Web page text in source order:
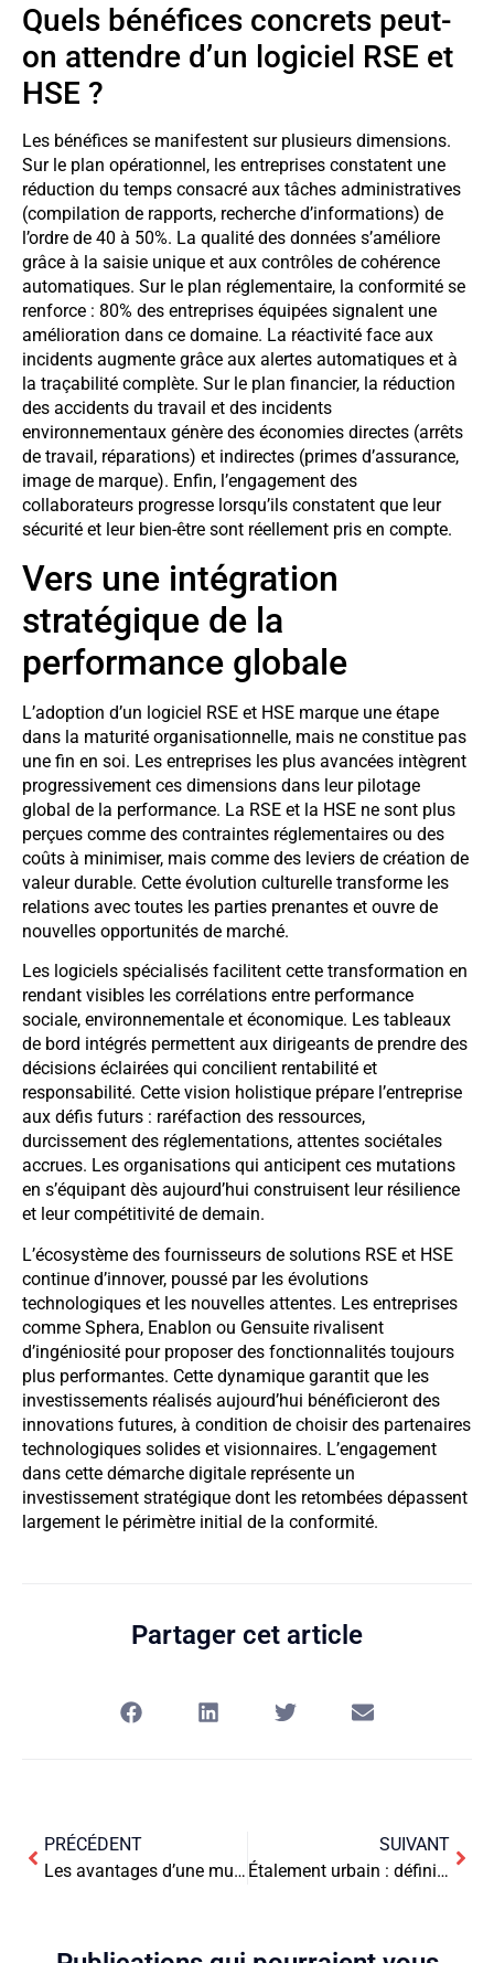
Quels bénéfices concrets peut-
on attendre d’un logiciel RSE et
HSE ?
Les bénéfices se manifestent sur plusieurs dimensions.
Sur le plan opérationnel, les entreprises constatent une
réduction du temps consacré aux tâches administratives
(compilation de rapports, recherche d’informations) de
l’ordre de 40 à 50%. La qualité des données s’améliore
grâce à la saisie unique et aux contrôles de cohérence
automatiques. Sur le plan réglementaire, la conformité se
renforce : 80% des entreprises équipées signalent une
amélioration dans ce domaine. La réactivité face aux
incidents augmente grâce aux alertes automatiques et à
la traçabilité complète. Sur le plan financier, la réduction
des accidents du travail et des incidents
environnementaux génère des économies directes (arrêts
de travail, réparations) et indirectes (primes d’assurance,
image de marque). Enfin, l’engagement des
collaborateurs progresse lorsqu’ils constatent que leur
sécurité et leur bien-être sont réellement pris en compte.
Vers une intégration
stratégique de la
performance globale
L’adoption d’un logiciel RSE et HSE marque une étape
dans la maturité organisationnelle, mais ne constitue pas
une fin en soi. Les entreprises les plus avancées intègrent
progressivement ces dimensions dans leur pilotage
global de la performance. La RSE et la HSE ne sont plus
perçues comme des contraintes réglementaires ou des
coûts à minimiser, mais comme des leviers de création de
valeur durable. Cette évolution culturelle transforme les
relations avec toutes les parties prenantes et ouvre de
nouvelles opportunités de marché.
Les logiciels spécialisés facilitent cette transformation en
rendant visibles les corrélations entre performance
sociale, environnementale et économique. Les tableaux
de bord intégrés permettent aux dirigeants de prendre des
décisions éclairées qui concilient rentabilité et
responsabilité. Cette vision holistique prépare l’entreprise
aux défis futurs : raréfaction des ressources,
durcissement des réglementations, attentes sociétales
accrues. Les organisations qui anticipent ces mutations
en s’équipant dès aujourd’hui construisent leur résilience
et leur compétitivité de demain.
L’écosystème des fournisseurs de solutions RSE et HSE
continue d’innover, poussé par les évolutions
technologiques et les nouvelles attentes. Les entreprises
comme Sphera, Enablon ou Gensuite rivalisent
d’ingéniosité pour proposer des fonctionnalités toujours
plus performantes. Cette dynamique garantit que les
investissements réalisés aujourd’hui bénéficieront des
innovations futures, à condition de choisir des partenaires
technologiques solides et visionnaires. L’engagement
dans cette démarche digitale représente un
investissement stratégique dont les retombées dépassent
largement le périmètre initial de la conformité.
Partager cet article
PRÉCÉDENT
Les avantages d’une mutuelle santé pour vos employés
SUIVANT
Étalement urbain : définition et enjeux pour les entreprises